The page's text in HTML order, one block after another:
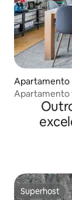
Apartamento
Apartamento
Superhost
Superhost